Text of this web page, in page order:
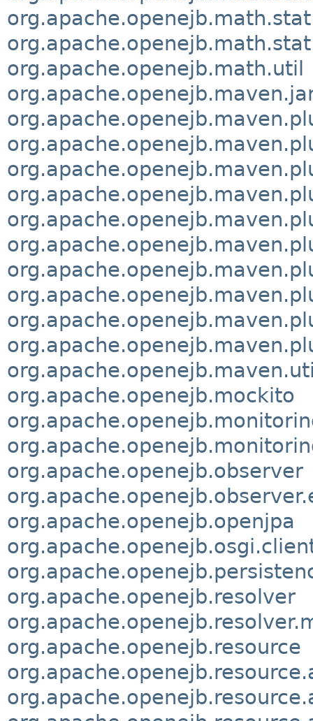
org.apache.openejb.math.util
org.apache.openejb.mockito
org.apache.openejb.observer
org.apache.openejb.openjpa
org.apache.openejb.resolver
org.apache.openejb.resource